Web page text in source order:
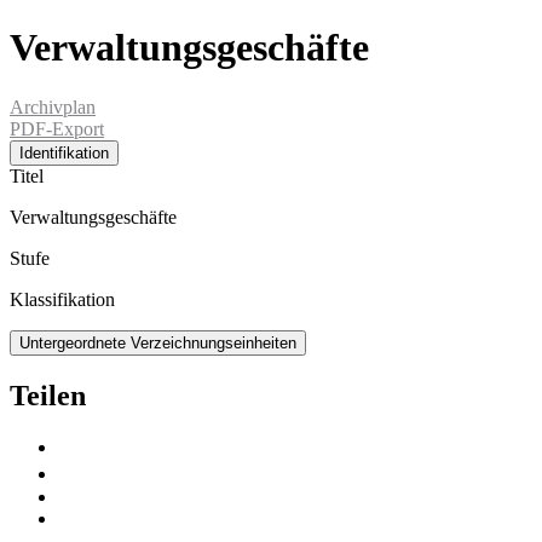
Verwaltungsgeschäfte
Archivplan
PDF-Export
Identifikation
Titel
Verwaltungsgeschäfte
Stufe
Klassifikation
Untergeordnete Verzeichnungseinheiten
Teilen